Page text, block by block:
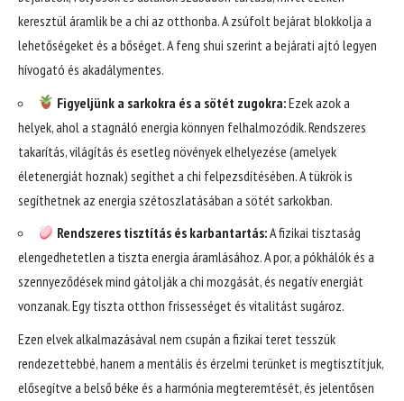
keresztül áramlik be a chi az otthonba. A zsúfolt bejárat blokkolja a
lehetőségeket és a bőséget. A feng shui szerint a bejárati ajtó legyen
hívogató és akadálymentes.
Figyeljünk a sarkokra és a sötét zugokra:Ezek azok a
helyek, ahol a stagnáló energia könnyen felhalmozódik. Rendszeres
takarítás, világítás és esetleg növények elhelyezése (amelyek
életenergiát hoznak) segíthet a chi felpezsdítésében. A tükrök is
segíthetnek az energia szétoszlatásában a sötét sarkokban.
Rendszeres tisztítás és karbantartás:A fizikai tisztaság
elengedhetetlen a tiszta energia áramlásához. A por, a pókhálók és a
szennyeződések mind gátolják a chi mozgását, és negatív energiát
vonzanak. Egy tiszta otthon frissességet és vitalitást sugároz.
Ezen elvek alkalmazásával nem csupán a fizikai teret tesszük
rendezettebbé, hanem a mentális és érzelmi terünket is megtisztítjuk,
elősegítve a belső béke és a harmónia megteremtését, és jelentősen